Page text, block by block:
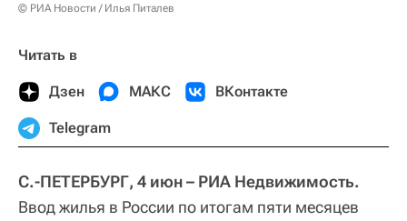
© РИА Новости / Илья Питалев
Читать в
Дзен МАКС ВКонтакте
Telegram
С.-ПЕТЕРБУРГ, 4 июн – РИА Недвижимость.
Ввод жилья в России по итогам пяти месяцев